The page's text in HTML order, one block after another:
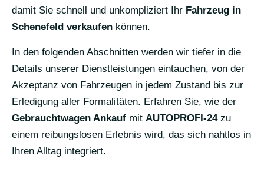
damit Sie schnell und unkompliziert Ihr Fahrzeug in
Schenefeld verkaufen können.
In den folgenden Abschnitten werden wir tiefer in die
Details unserer Dienstleistungen eintauchen, von der
Akzeptanz von Fahrzeugen in jedem Zustand bis zur
Erledigung aller Formalitäten. Erfahren Sie, wie der
Gebrauchtwagen Ankauf mit AUTOPROFI-24zu
einem reibungslosen Erlebnis wird, das sich nahtlos in
Ihren Alltag integriert.